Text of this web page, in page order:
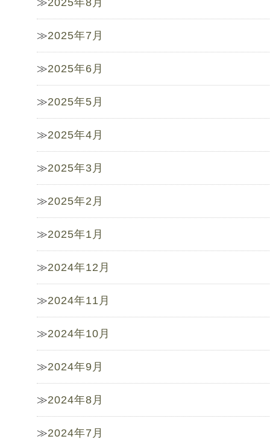
2025年8月
2025年7月
2025年6月
2025年5月
2025年4月
2025年3月
2025年2月
2025年1月
2024年12月
2024年11月
2024年10月
2024年9月
2024年8月
2024年7月